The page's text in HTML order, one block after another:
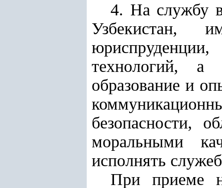
4. На службу
Узбекистан,
технологий,
образование и
безопасности,
моральными
исполнять
При приеме